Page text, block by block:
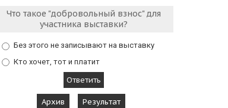
Что такое "добровольный взнос" для
участника выставки?
Без этого не записывают на выставку
Кто хочет, тот и платит
Архив Результат